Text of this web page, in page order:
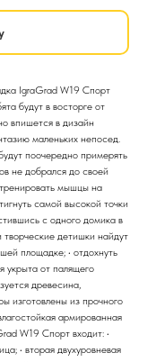
IgraGrad W19 Спорт
будут в восторге от
впишется в дизайн
маленьких непосед.
поочередно примерять
не добрался до своей
мышцы на
самой высокой точки
с одного домика в
детишки найдут
площадке; • отдохнуть
укрыта от палящего
древесина,
изготовлены из прочного
армированная
W19 Спорт входит: •
• вторая двухуровневая